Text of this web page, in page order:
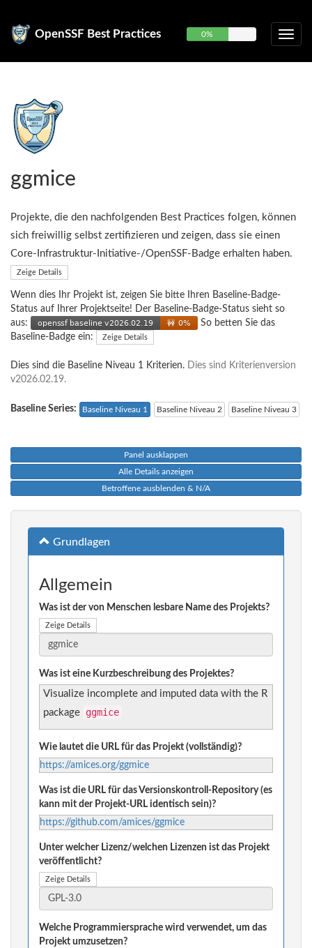
OpenSSF Best Practices 0%
ggmice
Projekte, die den nachfolgenden Best Practices folgen, können
sich freiwillig selbst zertifizieren und zeigen, dass sie einen
Core-Infrastruktur-Initiative-/OpenSSF-Badge erhalten haben.
Zeige Details
Wenn dies Ihr Projekt ist, zeigen Sie bitte Ihren Baseline-Badge-
Status auf Ihrer Projektseite! Der Baseline-Badge-Status sieht so
aus:
So betten Sie das
Baseline-Badge ein:
Zeige Details
Dies sind die Baseline Niveau 1 Kriterien. Dies sind Kriterienversion
v2026.02.19.
Baseline Series: Baseline Niveau 1 Baseline Niveau 2 Baseline Niveau 3
Panel ausklappen
Alle Details anzeigen
Betroffene ausblenden & N/A
Grundlagen
Allgemein
Was ist der von Menschen lesbare Name des Projekts?
Zeige Details
Was ist eine Kurzbeschreibung des Projektes?
Visualize incomplete and imputed data with the R
package ggmice
Wie lautet die URL für das Projekt (vollständig)?
https://amices.org/ggmice
Was ist die URL für das Versionskontroll-Repository (es
kann mit der Projekt-URL identisch sein)?
https://github.com/amices/ggmice
Unter welcher Lizenz/welchen Lizenzen ist das Projekt
veröffentlicht?
Zeige Details
Welche Programmiersprache wird verwendet, um das
Projekt umzusetzen?